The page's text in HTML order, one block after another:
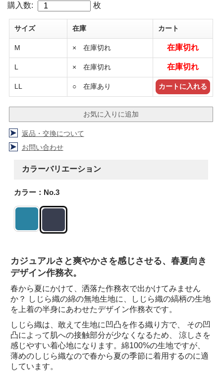
購入数: 枚
サイズ 在庫 カート
M × 在庫切れ 在庫切れ
L × 在庫切れ 在庫切れ
LL ○ 在庫あり
返品・交換について
お問い合わせ
カラーバリエーション
カラー：No.3
カジュアルさと爽やかさを感じさせる、春夏向き
デザイン作務衣。
春から夏にかけて、洒落た作務衣で出かけてみません
か？ しじら織の綿の無地生地に、しじら織の縞柄の生地
を上着の半身にあわせたデザイン作務衣です。
しじら織は、敢えて生地に凹凸を作る織り方で、 その凹
凸によって肌への接触部分が少なくなるため、 涼しさを
感じやすい着心地になります。綿100%の生地ですが、
薄めのしじら織なので春から夏の季節に着用するのに適
しています。